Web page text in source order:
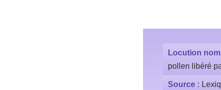
Locution
pollen libéré
Source :